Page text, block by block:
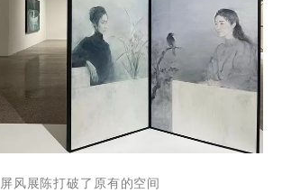
屏风展陈打破了原有的空间